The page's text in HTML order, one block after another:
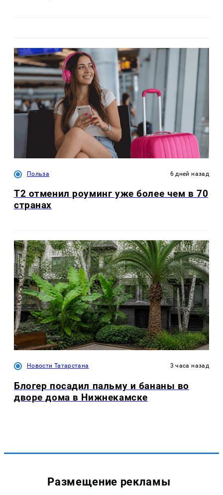
Польза 6 дней назад
Т2 отменил роуминг уже более чем в 70
странах
Новости Татарстана 3 часа назад
Блогер посадил пальму и бананы во
дворе дома в Нижнекамске
Размещение рекламы